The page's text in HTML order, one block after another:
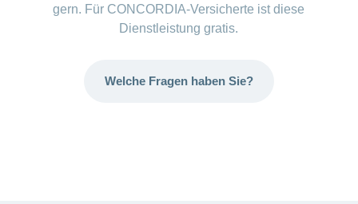
gern. Für CONCORDIA-Versicherte ist diese
Dienstleistung gratis.
Welche Fragen haben Sie?